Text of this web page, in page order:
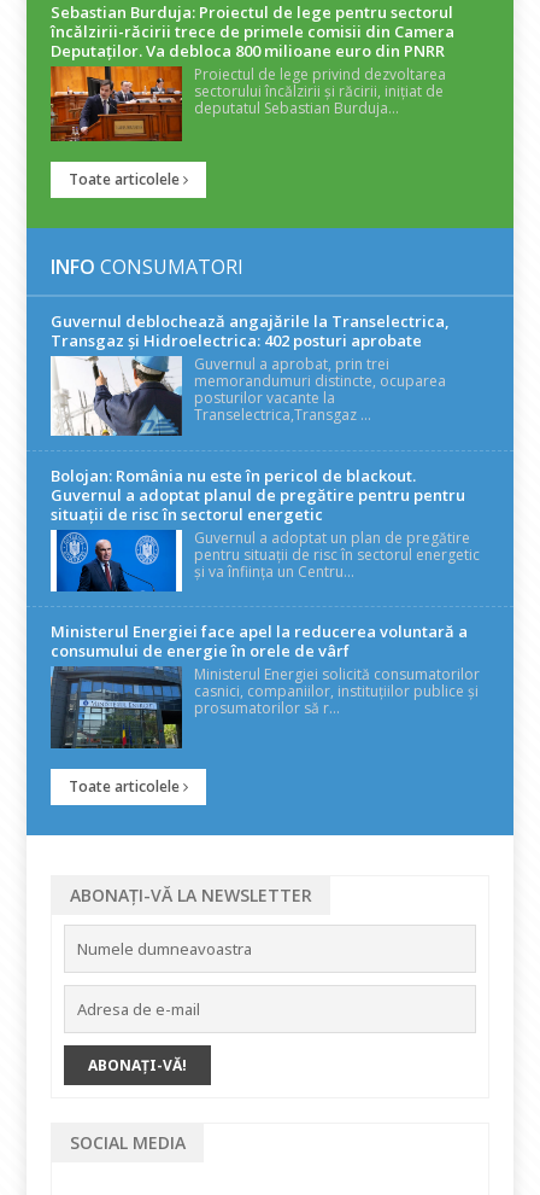
Sebastian Burduja: Proiectul de lege pentru sectorul
încălzirii-răcirii trece de primele comisii din Camera
Deputaților. Va debloca 800 milioane euro din PNRR
Proiectul de lege privind dezvoltarea
sectorului încălzirii și răcirii, inițiat de
deputatul Sebastian Burduja...
Toate articolele
INFO CONSUMATORI
Guvernul deblochează angajările la Transelectrica,
Transgaz și Hidroelectrica: 402 posturi aprobate
Guvernul a aprobat, prin trei
memorandumuri distincte, ocuparea
posturilor vacante la
Transelectrica,Transgaz ...
Bolojan: România nu este în pericol de blackout.
Guvernul a adoptat planul de pregătire pentru pentru
situații de risc în sectorul energetic
Guvernul a adoptat un plan de pregătire
pentru situații de risc în sectorul energetic
și va înființa un Centru...
Ministerul Energiei face apel la reducerea voluntară a
consumului de energie în orele de vârf
Ministerul Energiei solicită consumatorilor
casnici, companiilor, instituțiilor publice și
prosumatorilor să r...
Toate articolele
ABONAȚI-VĂ LA NEWSLETTER
SOCIAL MEDIA